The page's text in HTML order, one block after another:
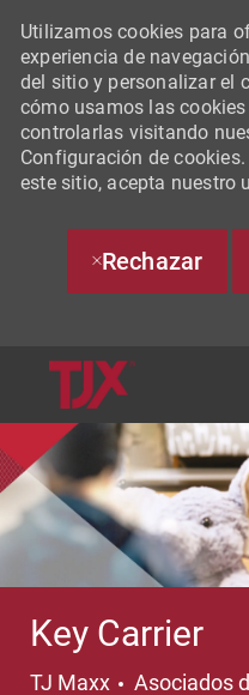
Utilizamos cookies para
experiencia de
del sitio y personalizar el
cómo usamos las
controlarlas visitando
Configuración de
este sitio, acepta nuestro
Rechazar
Key Carrier
TJ Maxx Categoría
Asociados